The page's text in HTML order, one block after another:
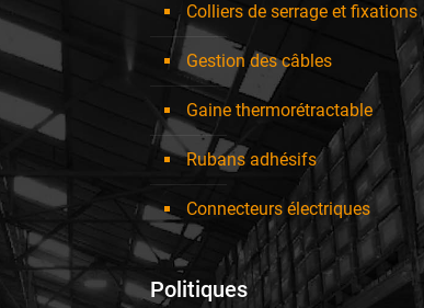
Colliers de serrage et fixations
Gestion des câbles
Gaine thermorétractable
Rubans adhésifs
Connecteurs électriques
Politiques